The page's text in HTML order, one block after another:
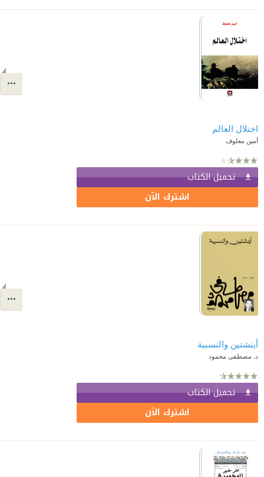
اختلال العالم
أمين معلوف
تحميل الكتاب
اشترك الآن
أينشتين والنسبية
د. مصطفى محمود
تحميل الكتاب
اشترك الآن